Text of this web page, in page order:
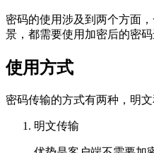
密码的使用涉及到两个方面
景，都需要使用加密后的密码
使用方式
密码传输的方式有两种，明文
明文传输